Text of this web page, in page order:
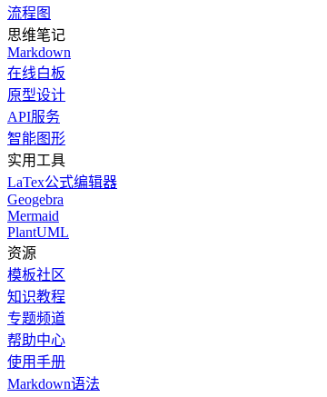
流程图
思维笔记
Markdown
在线白板
原型设计
API服务
智能图形
实用工具
LaTex公式编辑器
Geogebra
Mermaid
PlantUML
资源
模板社区
知识教程
专题频道
帮助中心
使用手册
Markdown语法